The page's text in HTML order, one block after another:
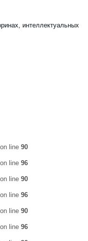
интеллектуальных
on line 90
on line 96
on line 90
on line 96
on line 90
on line 96